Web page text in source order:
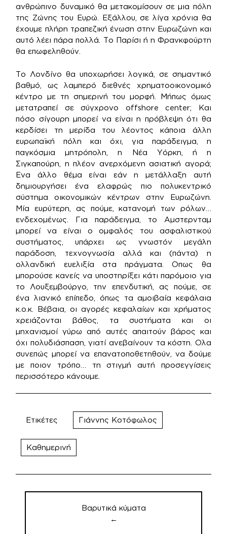
ανθρώπινο δυναμικό θα μετακομίσουν σε μια πόλη
της Ζώνης του Ευρώ. Εξάλλου, σε λίγα χρόνια θα
έχουμε πλήρη τραπεζική ένωση στην Ευρωζώνη και
αυτό λέει πάρα πολλά. Το Παρίσι ή η Φρανκφούρτη
θα επωφεληθούν.
Το Λονδίνο θα υποχωρήσει λογικά, σε σημαντικό
βαθμό, ως λαμπερό διεθνές χρηματοοικονομικό
κέντρο με τη σημερινή του μορφή. Μήπως όμως
μετατραπεί σε σύγχρονο offshore center; Και
πόσο σίγουρη μπορεί να είναι η πρόβλεψη ότι θα
κερδίσει τη μερίδα του λέοντος κάποια άλλη
ευρωπαϊκή πόλη και όχι, για παράδειγμα, η
παγκόσμια μητρόπολη, η Νέα Υόρκη, ή η
Σιγκαπούρη, η πλέον ανερχόμενη ασιατική αγορά;
Ενα άλλο θέμα είναι εάν η μετάλλαξη αυτή
δημιουργήσει ένα ελαφρώς πιο πολυκεντρικό
σύστημα οικονομικών κέντρων στην Ευρωζώνη.
Μία ευρύτερη, ας πούμε, κατανομή των ρόλων…
ενδεχομένως. Για παράδειγμα, το Αμστερνταμ
μπορεί να είναι ο ομφαλός του ασφαλιστικού
συστήματος, υπάρχει ως γνωστόν μεγάλη
παράδοση, τεχνογνωσία αλλά και (πάντα) η
ολλανδική ευελιξία στα πράγματα. Οπως θα
μπορούσε κανείς να υποστηρίξει κάτι παρόμοιο για
το Λουξεμβούργο, την επενδυτική, ας πούμε, σε
ένα λιανικό επίπεδο, όπως τα αμοιβαία κεφάλαια
κ.ο.κ. Βέβαια, οι αγορές κεφαλαίων και χρήματος
χρειάζονται βάθος, τα συστήματα και οι
μηχανισμοί γύρω από αυτές απαιτούν βάρος και
όχι πολυδιάσπαση, γιατί ανεβαίνουν τα κόστη. Ολα
συνεπώς μπορεί να επανατοποθετηθούν, να δούμε
με ποιον τρόπο… τη στιγμή αυτή προσεγγίσεις
περισσότερο κάνουμε.
Ετικέτες Γιάννης Κοτόφωλος
Καθημερινή
Πλοήγηση
Βαρυτικά κύματα
←